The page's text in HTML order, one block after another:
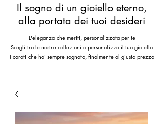
Il sogno di un gioiello eterno,
alla portata dei tuoi desideri
L'eleganza che meriti, personalizzata per te
Scegli tra le nostre collezioni o personalizza il tuo gioiello
I carati che hai sempre sognato, finalmente al giusto prezzo